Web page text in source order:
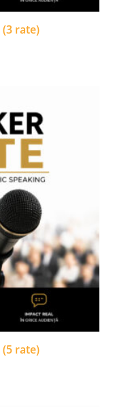
(3 rate)
(5 rate)